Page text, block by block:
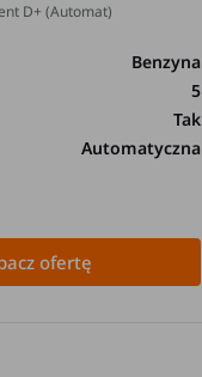
D+ (Automat)
Benzyna
5
Tak
Automatyczna
ofertę